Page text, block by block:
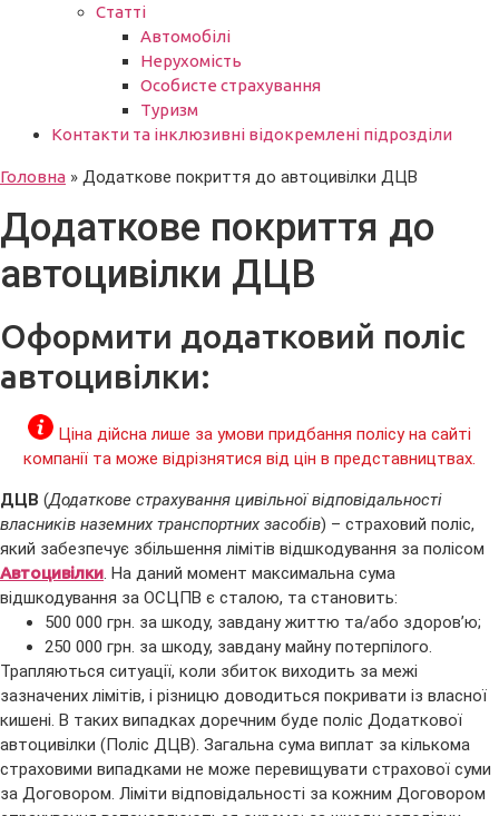
Статті
Автомобілі
Нерухомість
Особисте страхування
Туризм
Контакти та інклюзивні відокремлені підрозділи
Головна » Додаткове покриття до автоцивілки ДЦВ
Додаткове покриття до
автоцивілки ДЦВ
Оформити додатковий поліс
автоцивілки:
Ціна дійсна лише за умови придбання полісу на сайті
компанії та може відрізнятися від цін в представництвах.
ДЦВ (Додаткове страхування цивільної відповідальності
власників наземних транспортних засобів) – страховий поліс,
який забезпечує збільшення лімітів відшкодування за полісом
Автоцивілки. На даний момент максимальна сума
відшкодування за ОСЦПВ є сталою, та становить:
500 000 грн. за шкоду, завдану життю та/або здоров’ю;
250 000 грн. за шкоду, завдану майну потерпілого.
Трапляються ситуації, коли збиток виходить за межі
зазначених лімітів, і різницю доводиться покривати із власної
кишені. В таких випадках доречним буде поліс Додаткової
автоцивілки (Поліс ДЦВ). Загальна сума виплат за кількома
страховими випадками не може перевищувати страхової суми
за Договором. Ліміти відповідальності за кожним Договором